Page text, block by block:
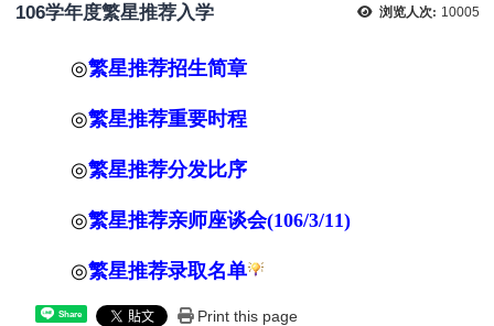
浏览人次: 10005
106学年度繁星推荐入学
◎繁星推荐招生简章
◎繁星推荐重要时程
◎繁星推荐分发比序
◎繁星推荐亲师座谈会(106/3/11)
◎繁星推荐录取名单
Share Print this page